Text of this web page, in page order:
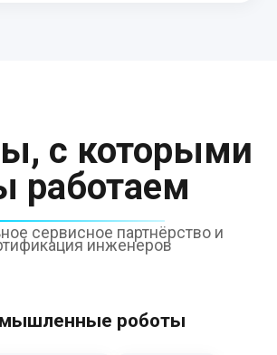
с которыми
работаем
сервисное партнёрство и
инженеров
роботы